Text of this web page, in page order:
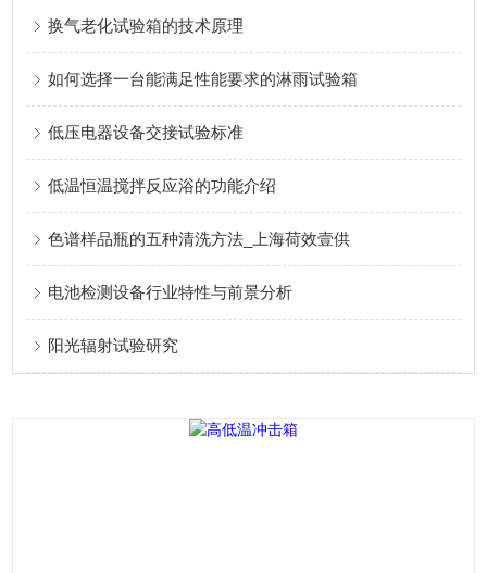
换气老化试验箱的技术原理
如何选择一台能满足性能要求的淋雨试验箱
低压电器设备交接试验标准
低温恒温搅拌反应浴的功能介绍
色谱样品瓶的五种清洗方法_上海荷效壹供
电池检测设备行业特性与前景分析
阳光辐射试验研究